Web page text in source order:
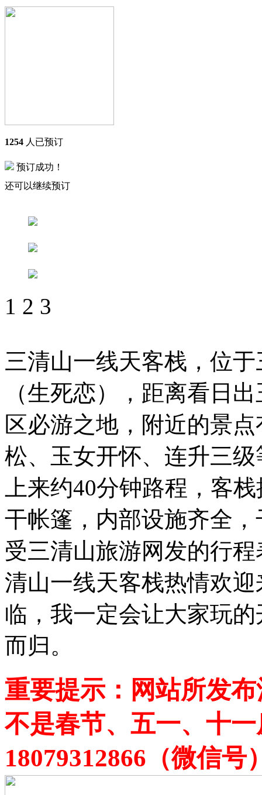
1254 人已预订
预订成功！
还可以继续预订
1 2 3
三清山一线天客栈，位
（生死恋），距离看日
区必游之地，附近的景
松、玉女开怀、连升三
上来约40分钟路程，客
干帐篷，内部设施齐全
受三清山旅游网发的行
清山一线天客栈热情欢
临，我一定会让大家玩
而归。
重要提示：网站所发
不是春节、五一、十
18079312866（微信